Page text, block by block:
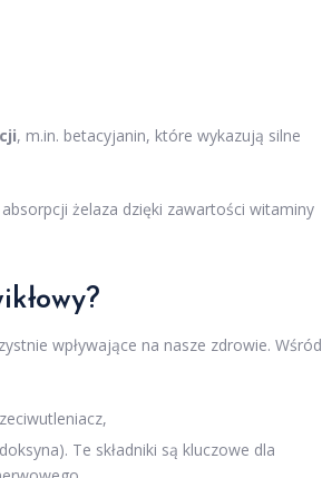
, m.in. betacyjanin, które wykazują silne
żelaza dzięki zawartości witaminy
wpływające na nasze zdrowie. Wśród
Te składniki są kluczowe dla